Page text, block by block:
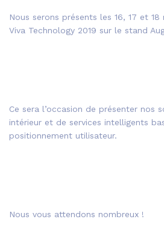
Nous serons présents les 16, 17 et
Viva Technology 2019 sur le stand
Ce sera l’occasion de présenter nos
intérieur et de services intelligents
positionnement utilisateur.
Nous vous attendons nombreux !